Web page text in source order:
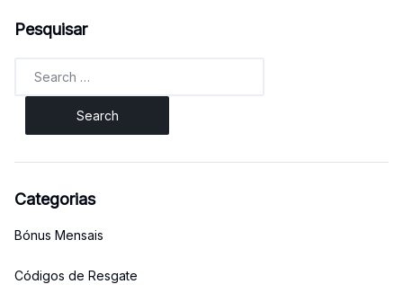
Pesquisar
Search
Categorias
Bónus Mensais
Códigos de Resgate